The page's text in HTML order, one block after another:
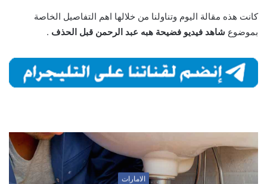
كانت هذه مقالة اليوم وتناولنا من خلالها اهم التفاصيل الخاصة
بموضوع شاهد فيديو فضيحة هبه عبد الرحمن قبل الحذف .
الامارات